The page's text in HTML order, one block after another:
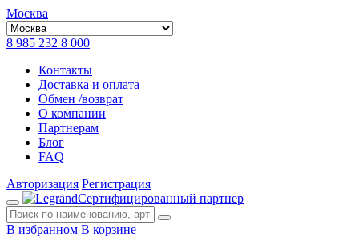
Москва
8 985 232 8 000
Контакты
Доставка и оплата
Обмен /возврат
О компании
Партнерам
Блог
FAQ
Авторизация Регистрация
Сертифицированный партнер
В избранном В корзине